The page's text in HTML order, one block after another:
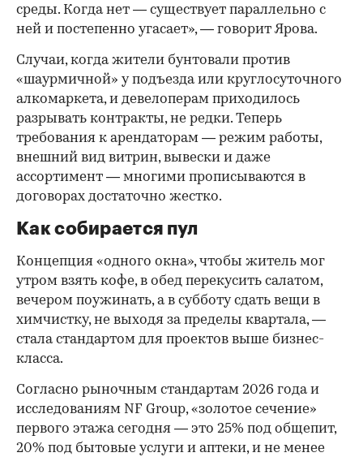
среды. Когда нет — существует параллельно с
ней и постепенно угасает», — говорит Ярова.
Случаи, когда жители бунтовали против
«шаурмичной» у подъезда или круглосуточного
алкомаркета, и девелоперам приходилось
разрывать контракты, не редки. Теперь
требования к арендаторам — режим работы,
внешний вид витрин, вывески и даже
ассортимент — многими прописываются в
договорах достаточно жестко.
Как собирается пул
Концепция «одного окна», чтобы житель мог
утром взять кофе, в обед перекусить салатом,
вечером поужинать, а в субботу сдать вещи в
химчистку, не выходя за пределы квартала, —
стала стандартом для проектов выше бизнес-
класса.
Согласно рыночным стандартам 2026 года и
исследованиям NF Group, «золотое сечение»
первого этажа сегодня — это 25% под общепит,
20% под бытовые услуги и аптеки, и не менее